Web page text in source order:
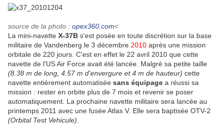
source de la photo : opex360.com<
La mini-navette X-37B s'est posée en toute discrétion sur la base
militaire de Vandenberg le 3 décembre 2010 après une mission
orbitale de 220 jours. C'est en effet le 22 avril 2010 que cette
navette de l'US Air Force avait été lancée. Malgré sa petite taille
(8.38 m de long, 4.57 m d'envergure et 4 m de hauteur) cette
navette entièrement automatisée sans équipage a réussi sa
mission : rester en orbite plus de 7 mois et revenir se poser
automatiquement. La prochaine navette militaire sera lancée au
printemps 2011 avec une fusée Atlas V. Elle sera baptisée OTV-2
(Orbital Test Vehicule)